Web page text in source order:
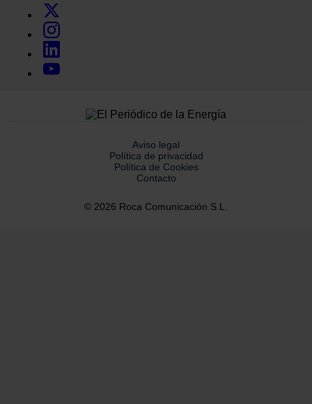
Aviso legal
Política de privacidad
Política de Cookies
Contacto
© 2026 Roca Comunicación S.L.